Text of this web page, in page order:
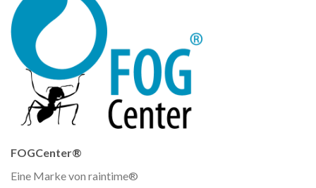
FOGCenter®
Eine Marke von raintime®